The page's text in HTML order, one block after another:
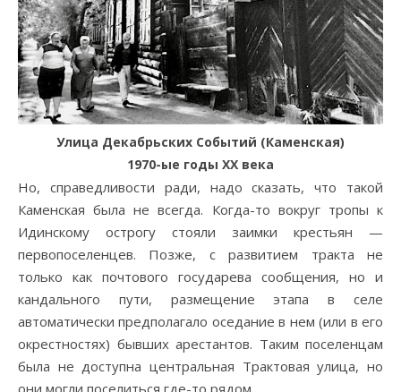
Улица Декабрьских Событий (Каменская)
1970-ые годы ХХ века
Но, справедливости ради, надо сказать, что такой
Каменская была не всегда. Когда-то вокруг тропы к
Идинскому острогу стояли заимки крестьян —
первопоселенцев. Позже, с развитием тракта не
только как почтового государева сообщения, но и
кандального пути, размещение этапа в селе
автоматически предполагало оседание в нем (или в его
окрестностях) бывших арестантов. Таким поселенцам
была не доступна центральная Трактовая улица, но